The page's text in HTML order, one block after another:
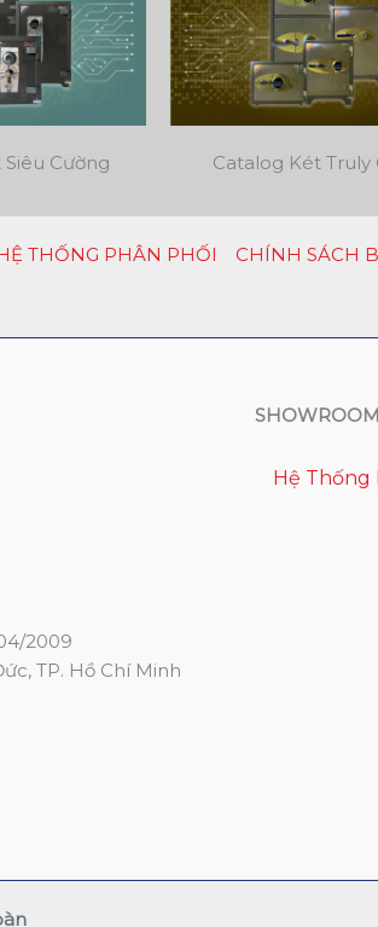
Cường Catalog Két Truly
THỐNG PHÂN PHỐI CHÍNH SÁCH
2009
TP. Hồ Chí Minh
Hệ Thống